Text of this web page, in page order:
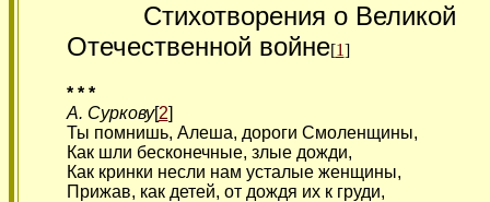
Стихотворения о Великой
Отечественной войне[1]
* * *
А. Суркову[2]
Ты помнишь, Алеша, дороги Смоленщины,
Как шли бесконечные, злые дожди,
Как кринки несли нам усталые женщины,
Прижав, как детей, от дождя их к груди,